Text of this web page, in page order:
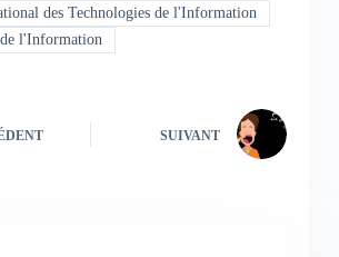
des Technologies de l'Information
l'Information
SUIVANT